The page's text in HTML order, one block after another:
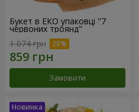
Букет в ЕКО упаковці "7
червоних троянд"
1 074 грн
Замовити